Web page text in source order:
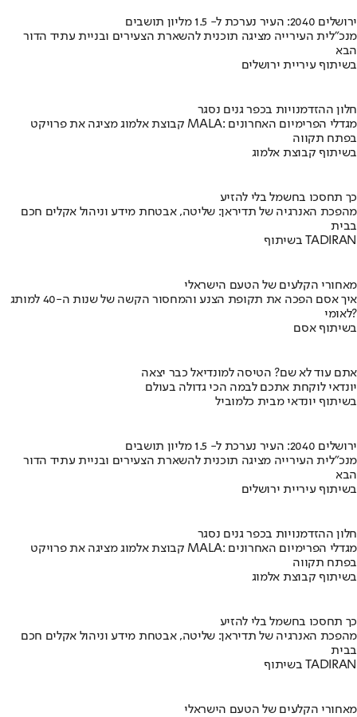
ירושלים 2040: העיר נערכת ל- 1.5 מליון תושבים
מנכ"לית העירייה מציגה תוכנית להשארת הצעירים ובניית עתיד הדור
הבא
בשיתוף עיריית ירושלים
חלון ההזדמנויות בכפר גנים נסגר
קבוצת אלמוג מציגה את פרויקט MALA: מגדלי הפרימיום האחרונים
בפתח תקווה
בשיתוף קבוצת אלמוג
כך תחסכו בחשמל בלי להזיע
מהפכת האנרגיה של תדיראן: שליטה, אבטחת מידע וניהול אקלים חכם
בבית
בשיתוף TADIRAN
מאחורי הקלעים של הטעם הישראלי
איך אסם הפכה את תקופת הצנע והמחסור הקשה של שנות ה-40 למותג
לאומי?
בשיתוף אסם
אתם עוד לא שם? הטיסה למונדיאל כבר יצאה
יונדאי לוקחת אתכם לבמה הכי גדולה בעולם
בשיתוף יונדאי מבית כלמוביל
ירושלים 2040: העיר נערכת ל- 1.5 מליון תושבים
מנכ"לית העירייה מציגה תוכנית להשארת הצעירים ובניית עתיד הדור
הבא
בשיתוף עיריית ירושלים
חלון ההזדמנויות בכפר גנים נסגר
קבוצת אלמוג מציגה את פרויקט MALA: מגדלי הפרימיום האחרונים
בפתח תקווה
בשיתוף קבוצת אלמוג
כך תחסכו בחשמל בלי להזיע
מהפכת האנרגיה של תדיראן: שליטה, אבטחת מידע וניהול אקלים חכם
בבית
בשיתוף TADIRAN
מאחורי הקלעים של הטעם הישראלי